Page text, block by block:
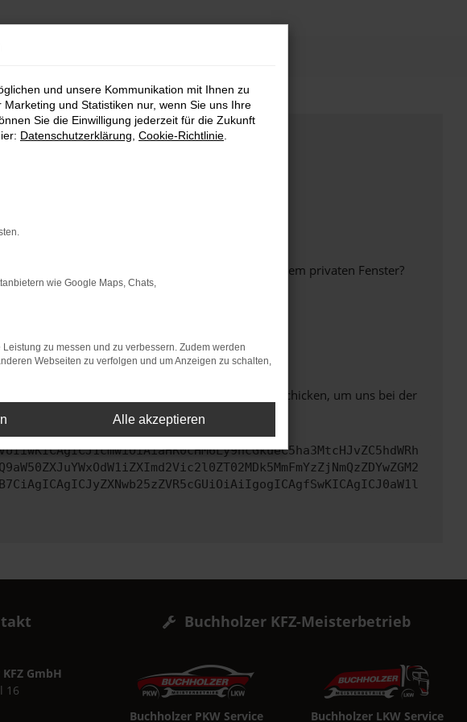
die Seite in einem anderen Browser oder in einem privaten Fenster?
Funktionen nicht mehr unterstützt werden.
zu beheben. Du kannst uns diesen Text schicken, um uns bei der
GmbH
16
Buchholzer KFZ-Meisterbetrieb
Buchholzer PKW Service Buchholzer LKW Service
und unsere Kommunikation mit Ihnen zu
und Statistiken nur, wenn Sie uns Ihre
Sie die Einwilligung jederzeit für die Zukunft
Datenschutzerklärung Cookie-Richtlinie
wie Google Maps, Chats,
zu messen und zu verbessern. Zudem werden
Webseiten zu verfolgen und um Anzeigen zu schalten,
Alle akzeptieren